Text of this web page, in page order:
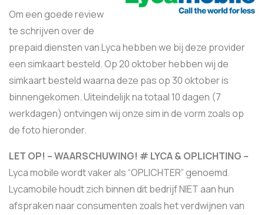
Om een goede review
te schrijven over de
prepaid diensten van Lyca hebben we bij deze provider
een simkaart besteld. Op 20 oktober hebben wij de
simkaart besteld waarna deze pas op 30 oktober is
binnengekomen. Uiteindelijk na totaal 10 dagen (7
werkdagen) ontvingen wij onze sim in de vorm zoals op
de foto hieronder.
LET OP! – WAARSCHUWING! # LYCA & OPLICHTING –
Lyca mobile wordt vaker als “OPLICHTER” genoemd.
Lycamobile houdt zich binnen dit bedrijf NIET aan hun
afspraken naar consumenten zoals het verdwijnen van